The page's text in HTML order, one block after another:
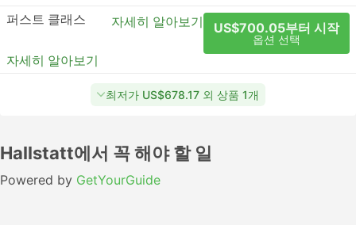
퍼스트 클래스
자세히 알아보기 US$700.05부터 시작
옵션 선택
자세히 알아보기
최저가 US$678.17 외 상품 1개
Hallstatt에서 꼭 해야 할 일
Powered by GetYourGuide